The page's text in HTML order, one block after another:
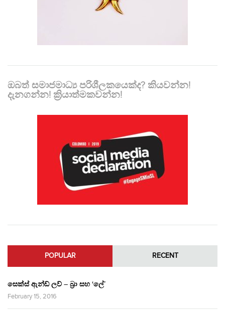
ඔබත් සමාජමාධ්‍ය පරිශීලකයෙක්ද? කියවන්න!
දැනගන්න! ක්‍රියාත්මකවන්න!
POPULAR RECENT
සෙක්ස් ඇන්ඩ් ලව් – බ්‍රා සහ ‘ලේ’
February 15, 2016